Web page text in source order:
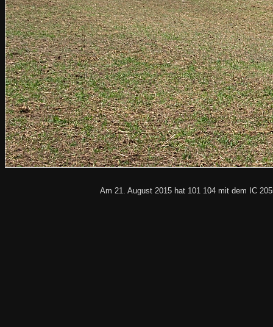
Am 21. August 2015 hat 101 104 mit dem IC